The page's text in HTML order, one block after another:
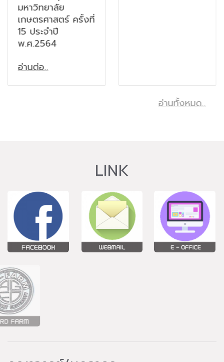
มหาวิทยาลัย
เกษตรศาสตร์ ครั้งที่
15 ประจำปี
พ.ศ.2564
อ่านต่อ..
อ่านทั้งหมด..
LINK